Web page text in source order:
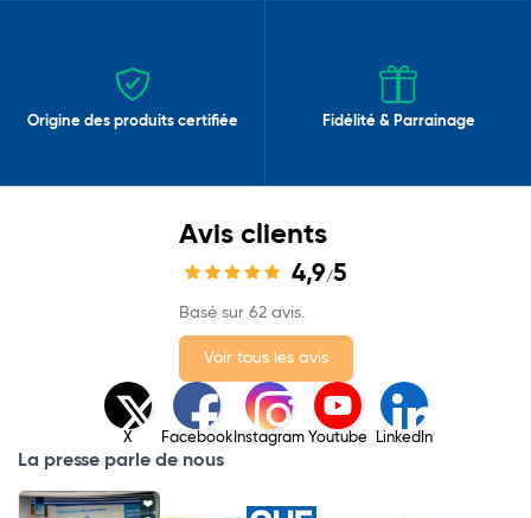
Origine des produits certifiée Fidélité & Parrainage
Avis clients
4,9/5
Basé sur 62 avis.
Voir tous les avis
X Facebook Instagram Youtube LinkedIn
La presse parle de nous